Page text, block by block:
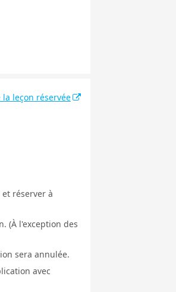
la leçon réservée
réserver à
(À l'exception des
sera annulée.
avec